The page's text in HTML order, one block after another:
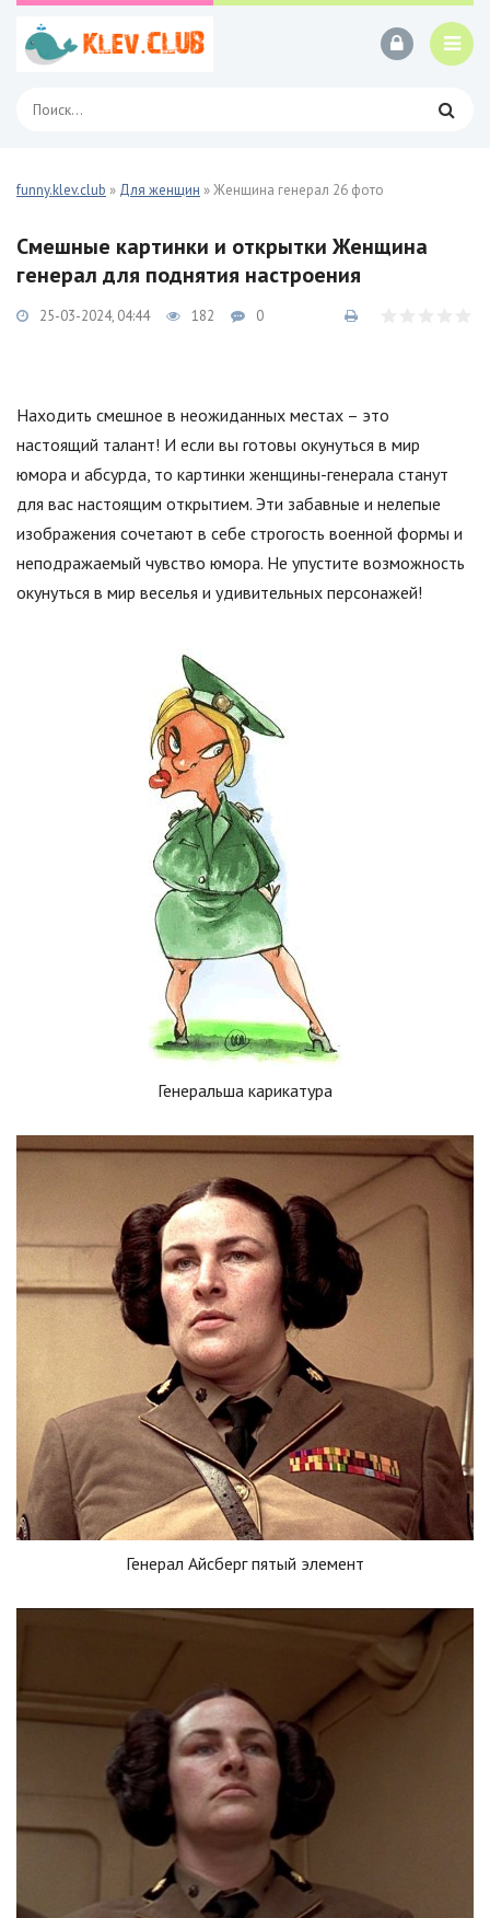
funny.klev.club » Для женщин » Женщина генерал 26 фото
Смешные картинки и открытки Женщина
генерал для поднятия настроения
25-03-2024, 04:44 182 0
Находить смешное в неожиданных местах – это
настоящий талант! И если вы готовы окунуться в мир
юмора и абсурда, то картинки женщины-генерала станут
для вас настоящим открытием. Эти забавные и нелепые
изображения сочетают в себе строгость военной формы и
неподражаемый чувство юмора. Не упустите возможность
окунуться в мир веселья и удивительных персонажей!
Генеральша карикатура
Генерал Айсберг пятый элемент